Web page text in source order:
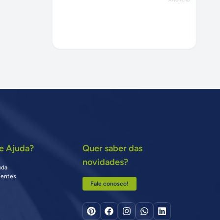
Ajuda?
Quer saber das
novidades?
Fale conosco!